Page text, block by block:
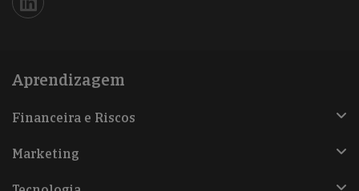
Iberinform en Linkedin
Aprendizagem
Financeira e Riscos
Marketing